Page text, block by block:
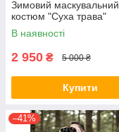
Зимовий маскувальний
костюм "Суха трава"
В наявності
2 950 ₴ 5 000 ₴
Купити
–41%